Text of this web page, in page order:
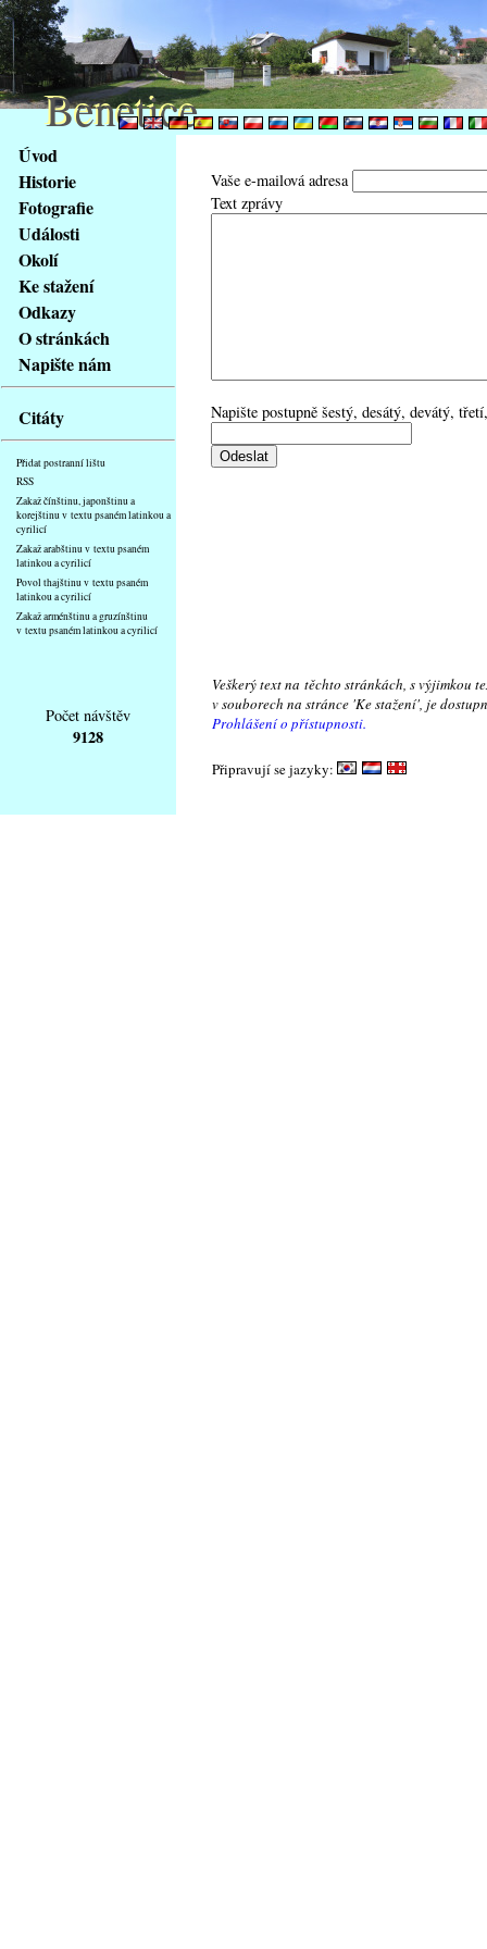
obsah
stránky
Klávesové
zkratky
tomto
webu
základní
Hlavní
strana
Úvod
Historie
Fotografie
Události
Okolí
Ke stažení
Odkazy
O stránkách
Napište nám
Citáty
Přidat postranní lištu
RSS
Zakaž čínštinu, japonštinu a
korejštinu v textu psaném latinkou a
cyrilicí
Zakaž arabštinu v textu psaném
latinkou a cyrilicí
Povol thajštinu v textu psaném
latinkou a cyrilicí
Zakaž arménštinu a gruzínštinu
v textu psaném latinkou a cyrilicí
Vaše e-mailová adresa
Text zprávy
Napište postupně šestý, desátý, devátý,
Počet návštěv
9128
Veškerý text na těchto stránkách, s výjimkou
v souborech na stránce 'Ke stažení', je
Prohlášení o přístupnosti.
Připravují se jazyky:
Benetice
Benetice